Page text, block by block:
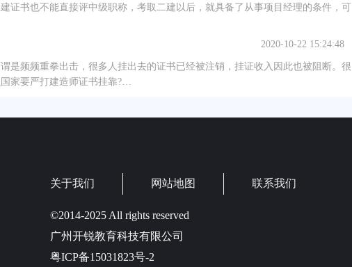
证书也不能直接评中级职称，考取二建以后，就具备了从事项目经理的条件，可
2020-10-22 15:24:48
是频频重拳出击，很多人挂出去的证书已经被注销，挂证收入因此也被阻断。很
家要严打建造师证书挂靠?…
关于我们 网站地图 联系我们
©2014-2025 All rights reserved
广州开锐教育科技有限公司
粤ICP备15031823号-2